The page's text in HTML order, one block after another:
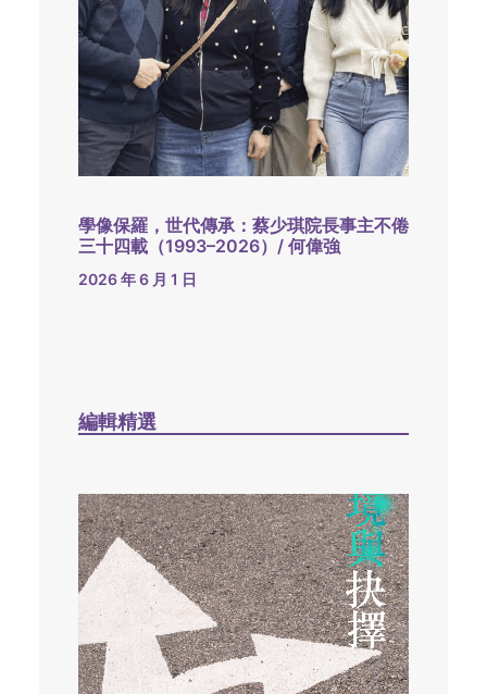
學像保羅，世代傳承：蔡少琪院長事主不倦
三十四載（1993–2026）/ 何偉強
2026 年 6 月 1 日
編輯精選